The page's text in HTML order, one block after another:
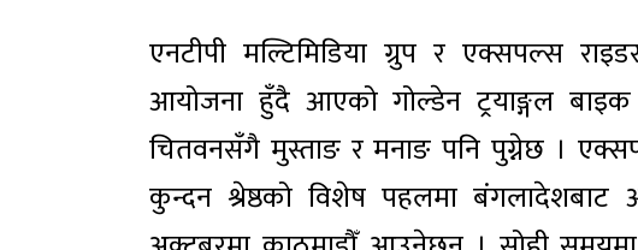
एनटीपी मल्टिमिडिया ग्रुप र एक्सपल्स
आयोजना हुँदै आएको गोल्डेन ट्रयाङ्गल
चितवनसँगै मुस्ताङ र मनाङ पनि पुग्नेछ ।
कुन्दन श्रेष्ठको विशेष पहलमा